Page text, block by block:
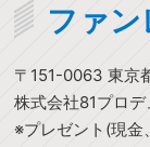
ファン
〒151-0063 東京
株式会社81プ
※プレゼント(現金